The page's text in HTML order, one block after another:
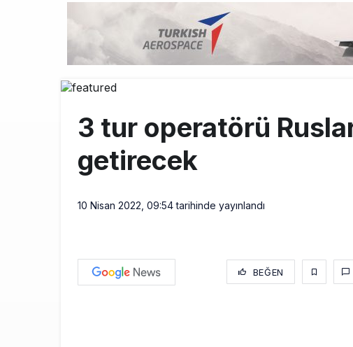
Airbus Temmuz
İstanbul uçağına
17:00 Norwegian Uçağına
3 tur operatörü
getirecek
10 Nisan 2022, 09:54tarihinde yayınlandı
BEĞEN